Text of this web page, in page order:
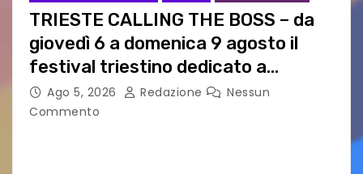
TRIESTE CALLING THE BOSS – da
giovedì 6 a domenica 9 agosto il
festival triestino dedicato a
Springsteen
Ago 5, 2026 Redazione
Nessun
Commento